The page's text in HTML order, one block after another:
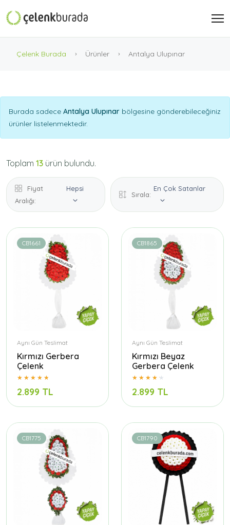
Çelenk Burada Ürünler Antalya Ulupınar
Burada sadece Antalya Ulupınar bölgesine gönderebileceğiniz
ürünler listelenmektedir.
Toplam 13 ürün bulundu.
Fiyat
Aralığı:
Hepsi
Sırala:
En Çok Satanlar
CB1661
Aynı Gün Teslimat
Kırmızı Gerbera
Çelenk
2.899 TL
CB1865
Aynı Gün Teslimat
Kırmızı Beyaz
Gerbera Çelenk
2.899 TL
CB1775 CB1790